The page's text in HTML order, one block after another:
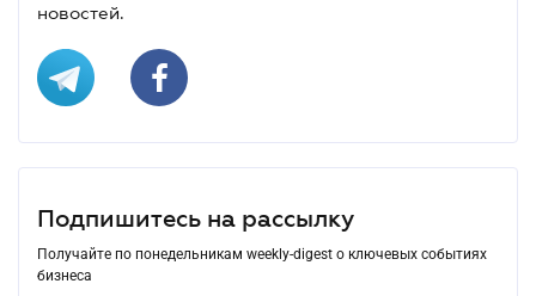
новостей.
Подпишитесь на рассылку
Получайте по понедельникам weekly-digest о ключевых событиях
бизнеса